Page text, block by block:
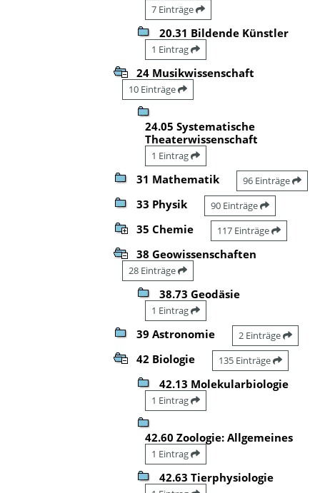
7 Einträge
20.31 Bildende Künstler
1 Eintrag
24 Musikwissenschaft
10 Einträge
24.05 Systematische
Theaterwissenschaft
1 Eintrag
31 Mathematik 96 Einträge
33 Physik 90 Einträge
35 Chemie 117 Einträge
38 Geowissenschaften
28 Einträge
38.73 Geodäsie
1 Eintrag
39 Astronomie 2 Einträge
42 Biologie 135 Einträge
42.13 Molekularbiologie
1 Eintrag
42.60 Zoologie: Allgemeines
1 Eintrag
42.63 Tierphysiologie